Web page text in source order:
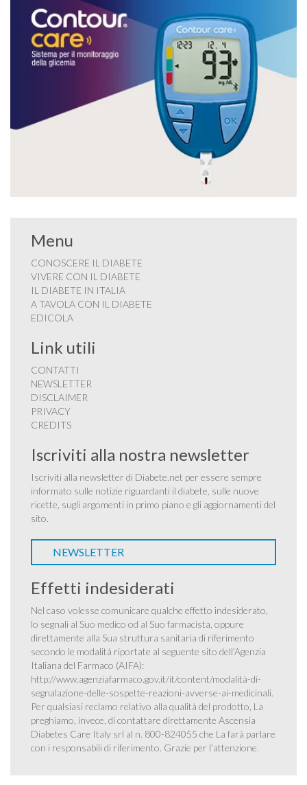
Menu
CONOSCERE IL DIABETE
VIVERE CON IL DIABETE
IL DIABETE IN ITALIA
A TAVOLA CON IL DIABETE
EDICOLA
Link utili
CONTATTI
NEWSLETTER
DISCLAIMER
PRIVACY
CREDITS
Iscriviti alla nostra newsletter
Iscriviti alla newsletter di Diabete.net per essere sempre
informato sulle notizie riguardanti il diabete, sulle nuove
ricette, sugli argomenti in primo piano e gli aggiornamenti del
sito.
NEWSLETTER
Effetti indesiderati
Nel caso volesse comunicare qualche effetto indesiderato,
lo segnali al Suo medico od al Suo farmacista, oppure
direttamente alla Sua struttura sanitaria di riferimento
secondo le modalità riportate al seguente sito dell’Agenzia
Italiana del Farmaco (AIFA):
http://www.agenziafarmaco.gov.it/it/content/modalità-di-
segnalazione-delle-sospette-reazioni-avverse-ai-medicinali.
Per qualsiasi reclamo relativo alla qualità del prodotto, La
preghiamo, invece, di contattare direttamente Ascensia
Diabetes Care Italy srl al n. 800-824055 che La farà parlare
con i responsabili di riferimento. Grazie per l’attenzione.